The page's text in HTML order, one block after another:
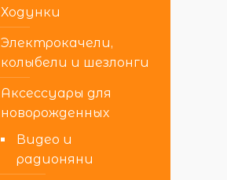
Ходунки
Электрокачели,
колыбели и шезлонги
Аксессуары для
новорожденных
Видео и
радионяни